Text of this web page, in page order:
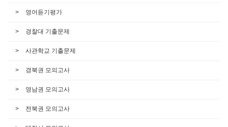
영어듣기평가
경찰대 기출문제
사관학교 기출문제
경북권 모의고사
영남권 모의고사
전북권 모의고사